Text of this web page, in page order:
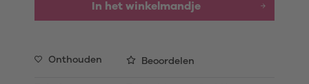
In het winkelmandje
Onthouden Beoordelen